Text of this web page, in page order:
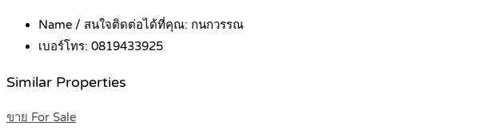
Name / สนใจติดต่อได้ที่คุณ: กนกวรรณ
เบอร์โทร: 0819433925
Similar Properties
ขาย For Sale